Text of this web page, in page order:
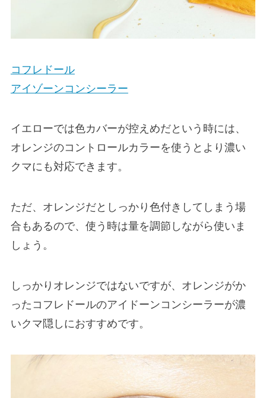
コフレドール
アイゾーンコンシーラー
イエローでは色カバーが控えめだという時には、
オレンジのコントロールカラーを使うとより濃い
クマにも対応できます。
ただ、オレンジだとしっかり色付きしてしまう場
合もあるので、使う時は量を調節しながら使いま
しょう。
しっかりオレンジではないですが、オレンジがか
ったコフレドールのアイドーンコンシーラーが濃
いクマ隠しにおすすめです。